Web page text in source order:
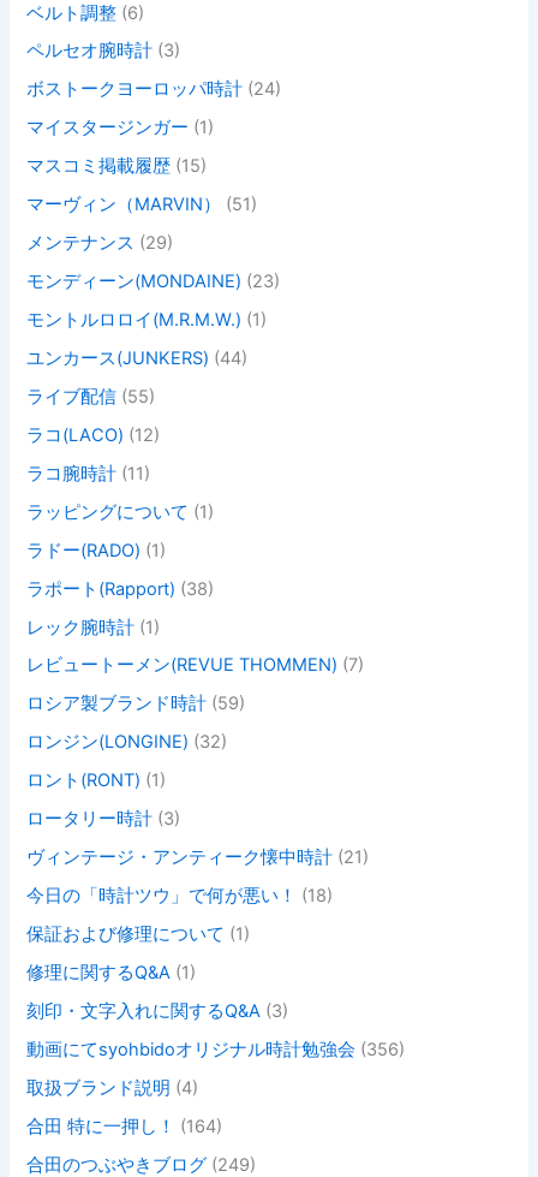
ベルト調整 (6)
ペルセオ腕時計 (3)
ボストークヨーロッパ時計 (24)
マイスタージンガー (1)
マスコミ掲載履歴 (15)
マーヴィン（MARVIN）
(51)
メンテナンス (29)
モンディーン(MONDAINE) (23)
モントルロロイ(M.R.M.W.) (1)
ユンカース(JUNKERS) (44)
ライブ配信 (55)
ラコ(LACO) (12)
ラコ腕時計 (11)
ラッピングについて (1)
ラドー(RADO) (1)
ラポート(Rapport) (38)
レック腕時計 (1)
レビュートーメン(REVUE THOMMEN) (7)
ロシア製ブランド時計 (59)
ロンジン(LONGINE) (32)
ロント(RONT) (1)
ロータリー時計 (3)
ヴィンテージ・アンティーク懐中時計 (21)
今日の「時計ツウ」で何が悪い！
(18)
保証および修理について (1)
修理に関するQ&A (1)
刻印・文字入れに関するQ&A (3)
動画にてsyohbidoオリジナル時計勉強会 (356)
取扱ブランド説明 (4)
合田 特に一押し！
(164)
合田のつぶやきブログ (249)